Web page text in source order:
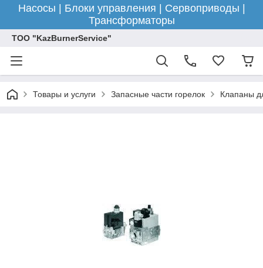
Насосы | Блоки управления | Сервоприводы |
Трансформаторы
ТОО "KazBurnerService"
Товары и услуги Запасные части горелок Клапаны